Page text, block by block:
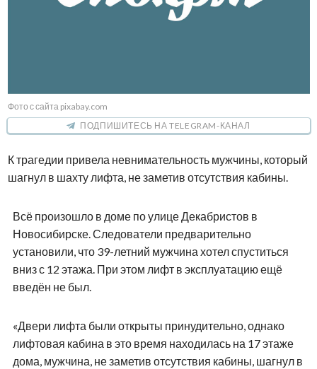
Фото с сайта pixabay.com
ПОДПИШИТЕСЬ НА TELEGRAM-КАНАЛ
К трагедии привела невнимательность мужчины, который
шагнул в шахту лифта, не заметив отсутствия кабины.
Всё произошло в доме по улице Декабристов в
Новосибирске. Следователи предварительно
установили, что 39-летний мужчина хотел спуститься
вниз с 12 этажа. При этом лифт в эксплуатацию ещё
введён не был.
«Двери лифта были открыты принудительно, однако
лифтовая кабина в это время находилась на 17 этаже
дома, мужчина, не заметив отсутствия кабины, шагнул в